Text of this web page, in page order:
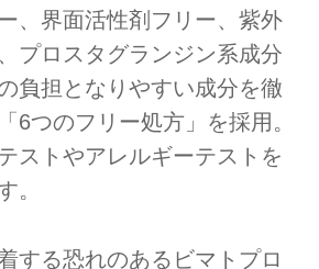
、界面活性剤フリー、紫外
プロスタグランジン系成分
負担となりやすい成分を徹
6つのフリー処方」を採用。
ストやアレルギーテストを
。
する恐れのあるビマトプロ